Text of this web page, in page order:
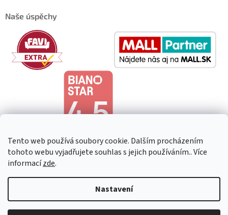
Tento web používá soubory cookie. Dalším procházením
tohoto webu vyjadřujete souhlas s jejich používáním.. Více
informacízde.
Nastavení
Naše úspěchy
HeavenShop. Všechna práva vyhrazena.